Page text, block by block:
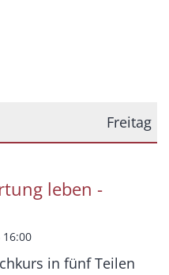
Freitag
leben -
16:00
in fünf Teilen